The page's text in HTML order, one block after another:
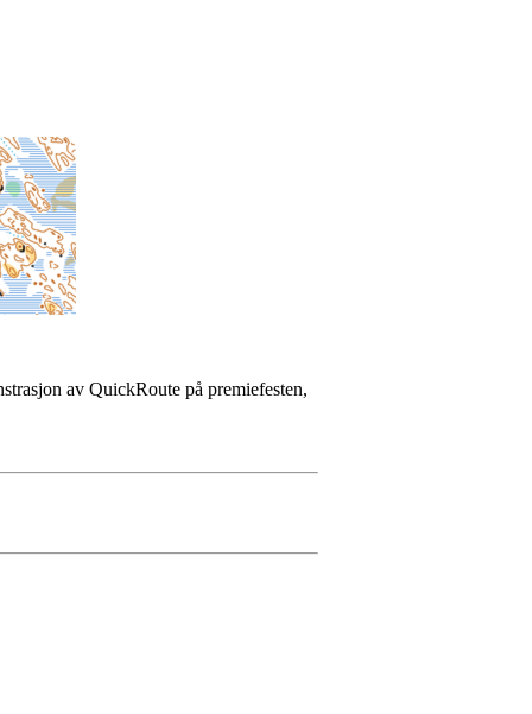
av QuickRoute på premiefesten,